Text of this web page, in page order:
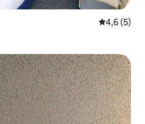
4,6 (5)